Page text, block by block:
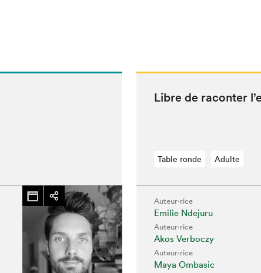
Libre de racon­ter
Table ronde Adulte
Auteur·rice
Emilie Ndejuru
Auteur·rice
Akos Verboczy
Auteur·rice
Maya Ombasic